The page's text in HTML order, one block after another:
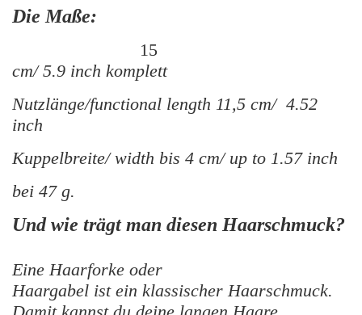
Die Maße:
15
cm/ 5.9 inch komplett
Nutzlänge/functional length 11,5 cm/ 4.52
inch
Kuppelbreite/ width bis 4 cm/ up to 1.57 inch
bei 47 g.
Und wie trägt man diesen Haarschmuck?
Eine Haarforke oder
Haargabel ist ein klassischer Haarschmuck.